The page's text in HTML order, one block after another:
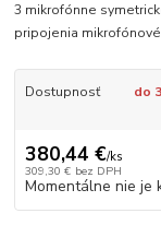
3 mikrofónne
pripojenia
Dostupnosť do
380,44 €/ks
309,30 € bez DPH
Momentálne nie je